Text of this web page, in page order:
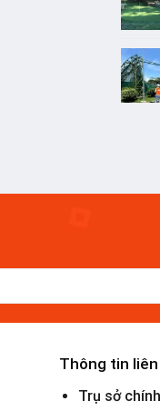
Thông tin liên
Trụ sở